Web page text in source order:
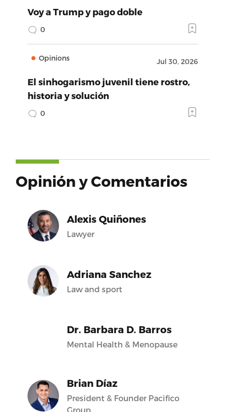
Voy a Trump y pago doble
0
Opinions Jul 30, 2026
El sinhogarismo juvenil tiene rostro,
historia y solución
0
Opinión y Comentarios
Alexis Quiñones
Lawyer
Adriana Sanchez
Law and sport
Dr. Barbara D. Barros
Mental Health & Menopause
Brian Díaz
President & Founder Pacifico
Group